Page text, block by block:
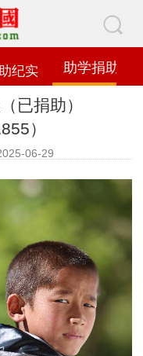
纪实 助学捐助
已捐助）
）
06-29